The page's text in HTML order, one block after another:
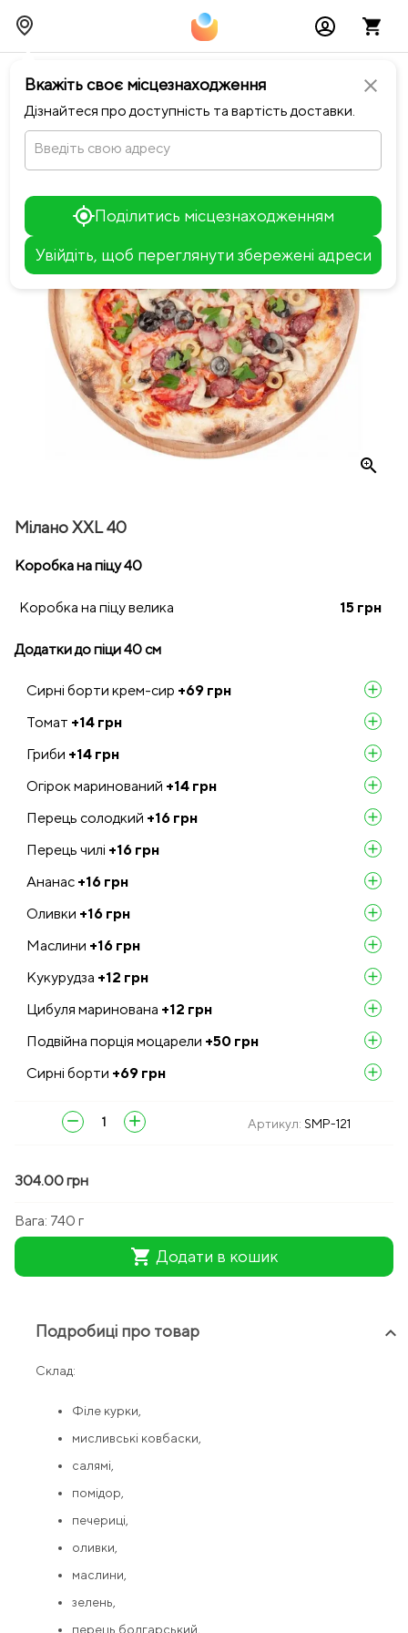
close
Вкажіть своє місцезнаходження
Дізнайтеся про доступність та вартість доставки.
Введіть свою адресу
Поділитись місцезнаходженням
Увійдіть, щоб переглянути збережені адреси
+
−
chevron_leftПовернутися до Сімейна піца
zoom_in
Мілано XXL 40
Коробка на піцу 40
Коробка на піцу велика 15 грн
Додатки до піци 40 см
Сирні борти крем-сир +69 грн add
Томат +14 грн add
Гриби +14 грн add
Огірок маринований +14 грн add
Перець солодкий +16 грн add
Перець чилі +16 грн add
Ананас +16 грн add
Оливки +16 грн add
Маслини +16 грн add
Кукурудза +12 грн add
Цибуля маринована +12 грн add
Подвійна порція моцарели +50 грн add
Сирні борти +69 грн add
remove add Артикул: SMP-121
304.00 грн
Вага: 740 г
shopping_cart Додати в кошик
Подробиці про товар keyboard_arrow_up
Склад:
Філе курки,
мисливські ковбаски,
салямі,
помідор,
печериці,
оливки,
маслини,
зелень,
перець болгарський,